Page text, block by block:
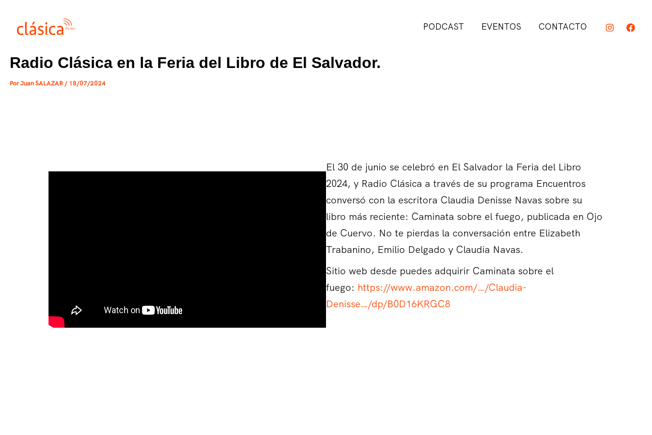
contenido
PODCAST EVENTOS CONTACTO
Radio Clásica en la Feria del Libro de El Salvador.
PorJuan SALAZAR / 18/07/2024
El 30 de junio se celebró en El Salvador la Feria del Libro
2024, y Radio Clásica a través de su programa Encuentros
conversó con la escritora Claudia Denisse Navas sobre su
libro más reciente: Caminata sobre el fuego, publicada en Ojo
de Cuervo. No te pierdas la conversación entre Elizabeth
Trabanino, Emilio Delgado y Claudia Navas.
Sitio web desde puedes adquirir Caminata sobre el
fuego: https://www.amazon.com/…/Claudia-
Denisse…/dp/B0D16KRGC8